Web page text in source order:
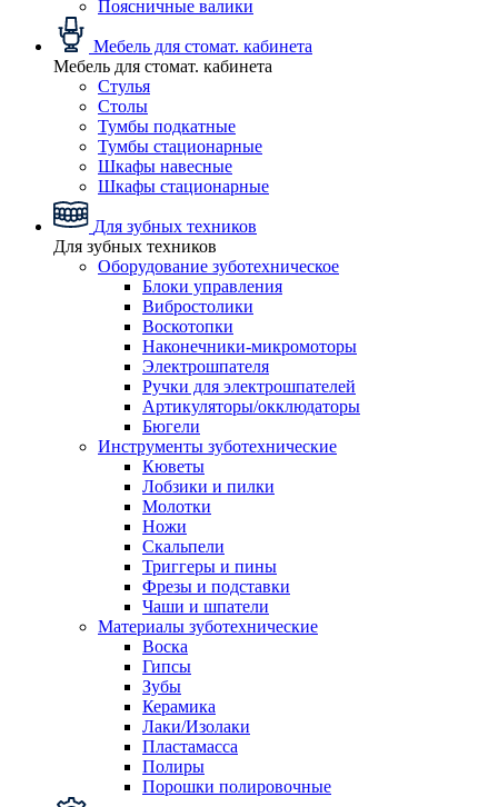
Поясничные валики
Мебель для стомат. кабинета
Мебель для стомат. кабинета
Стулья
Столы
Тумбы подкатные
Тумбы стационарные
Шкафы навесные
Шкафы стационарные
Для зубных техников
Для зубных техников
Оборудование зуботехническое
Блоки управления
Вибростолики
Воскотопки
Наконечники-микромоторы
Электрошпателя
Ручки для электрошпателей
Артикуляторы/окклюдаторы
Бюгели
Инструменты зуботехнические
Кюветы
Лобзики и пилки
Молотки
Ножи
Скальпели
Триггеры и пины
Фрезы и подставки
Чаши и шпатели
Материалы зуботехнические
Воска
Гипсы
Зубы
Керамика
Лаки/Изолаки
Пластамасса
Полиры
Порошки полировочные